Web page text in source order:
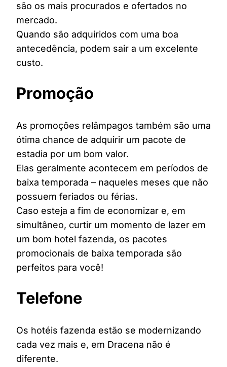
são os mais procurados e ofertados no
mercado.
Quando são adquiridos com uma boa
antecedência, podem sair a um excelente
custo.
Promoção
As promoções relâmpagos também são uma
ótima chance de adquirir um pacote de
estadia por um bom valor.
Elas geralmente acontecem em períodos de
baixa temporada – naqueles meses que não
possuem feriados ou férias.
Caso esteja a fim de economizar e, em
simultâneo, curtir um momento de lazer em
um bom hotel fazenda, os pacotes
promocionais de baixa temporada são
perfeitos para você!
Telefone
Os hotéis fazenda estão se modernizando
cada vez mais e, em Dracena não é
diferente.